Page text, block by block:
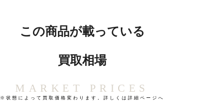
この商品が載っている
買取相場
MARKET PRICES
※状態によって買取価格変わります。詳しくは詳細ページへ